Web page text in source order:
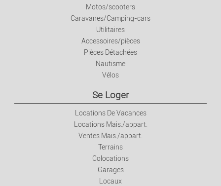
Motos/scooters
Caravanes/Camping-cars
Utilitaires
Accessoires/pièces
Pièces Détachées
Nautisme
Vélos
Se Loger
Locations De Vacances
Locations Mais./appart.
Ventes Mais./appart.
Terrains
Colocations
Garages
Locaux